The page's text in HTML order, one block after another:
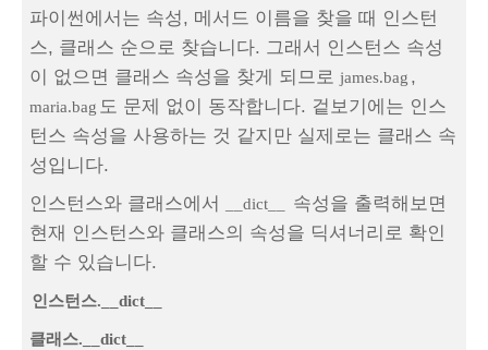
파이썬에서는 속성, 메서드 이름을 찾을 때 인스턴
스, 클래스 순으로 찾습니다. 그래서 인스턴스 속성
이 없으면 클래스 속성을 찾게 되므로 james.bag ,
maria.bag 도 문제 없이 동작합니다. 겉보기에는 인스
턴스 속성을 사용하는 것 같지만 실제로는 클래스 속
성입니다.
인스턴스와 클래스에서
__dict__
속성을 출력해보면
현재 인스턴스와 클래스의 속성을 딕셔너리로 확인
할 수 있습니다.
인스턴스.__dict__
클래스.__dict__